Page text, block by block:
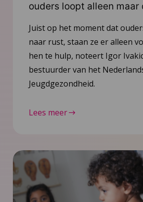
ouders loopt alleen maar
Juist op het moment dat
naar rust, staan ze er alleen
hen te hulp, noteert Igor
bestuurder van het
Jeugdgezondheid.
Lees meer